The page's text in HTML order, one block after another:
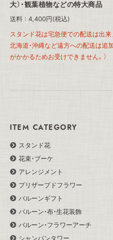
大）・観葉植物などの特大商品
送料 : 4,400円(税込)
スタンド花は宅急便での配送は出来
北海道・沖縄など遠方への配送は追
がかかるためお受けできません。）
ITEM CATEGORY
スタンド花
花束・ブーケ
アレンジメント
プリザーブドフラワー
バルーンギフト
バルーン・布・生花装飾
バルーン・フラワーアーチ
シャンパンタワー